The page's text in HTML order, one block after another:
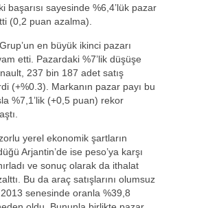
başarısı sayesinde %6,4’lük pazar
(0,2 puan azalma).
en büyük ikinci pazarı
etti. Pazardaki %7’lik düşüşe
237 bin 187 adet satış
(+%0.3). Markanın pazar payı bu
%7,1’lik (+0,5 puan) rekor
yerel ekonomik şartların
Arjantin’de ise peso’ya karşı
ve sonuç olarak da ithalat
Bu da araç satışlarını olumsuz
senesinde oranla %39,8